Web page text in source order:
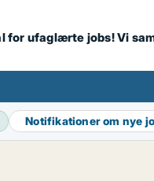
for ufaglærte jobs! Vi
Notifikationer om nye